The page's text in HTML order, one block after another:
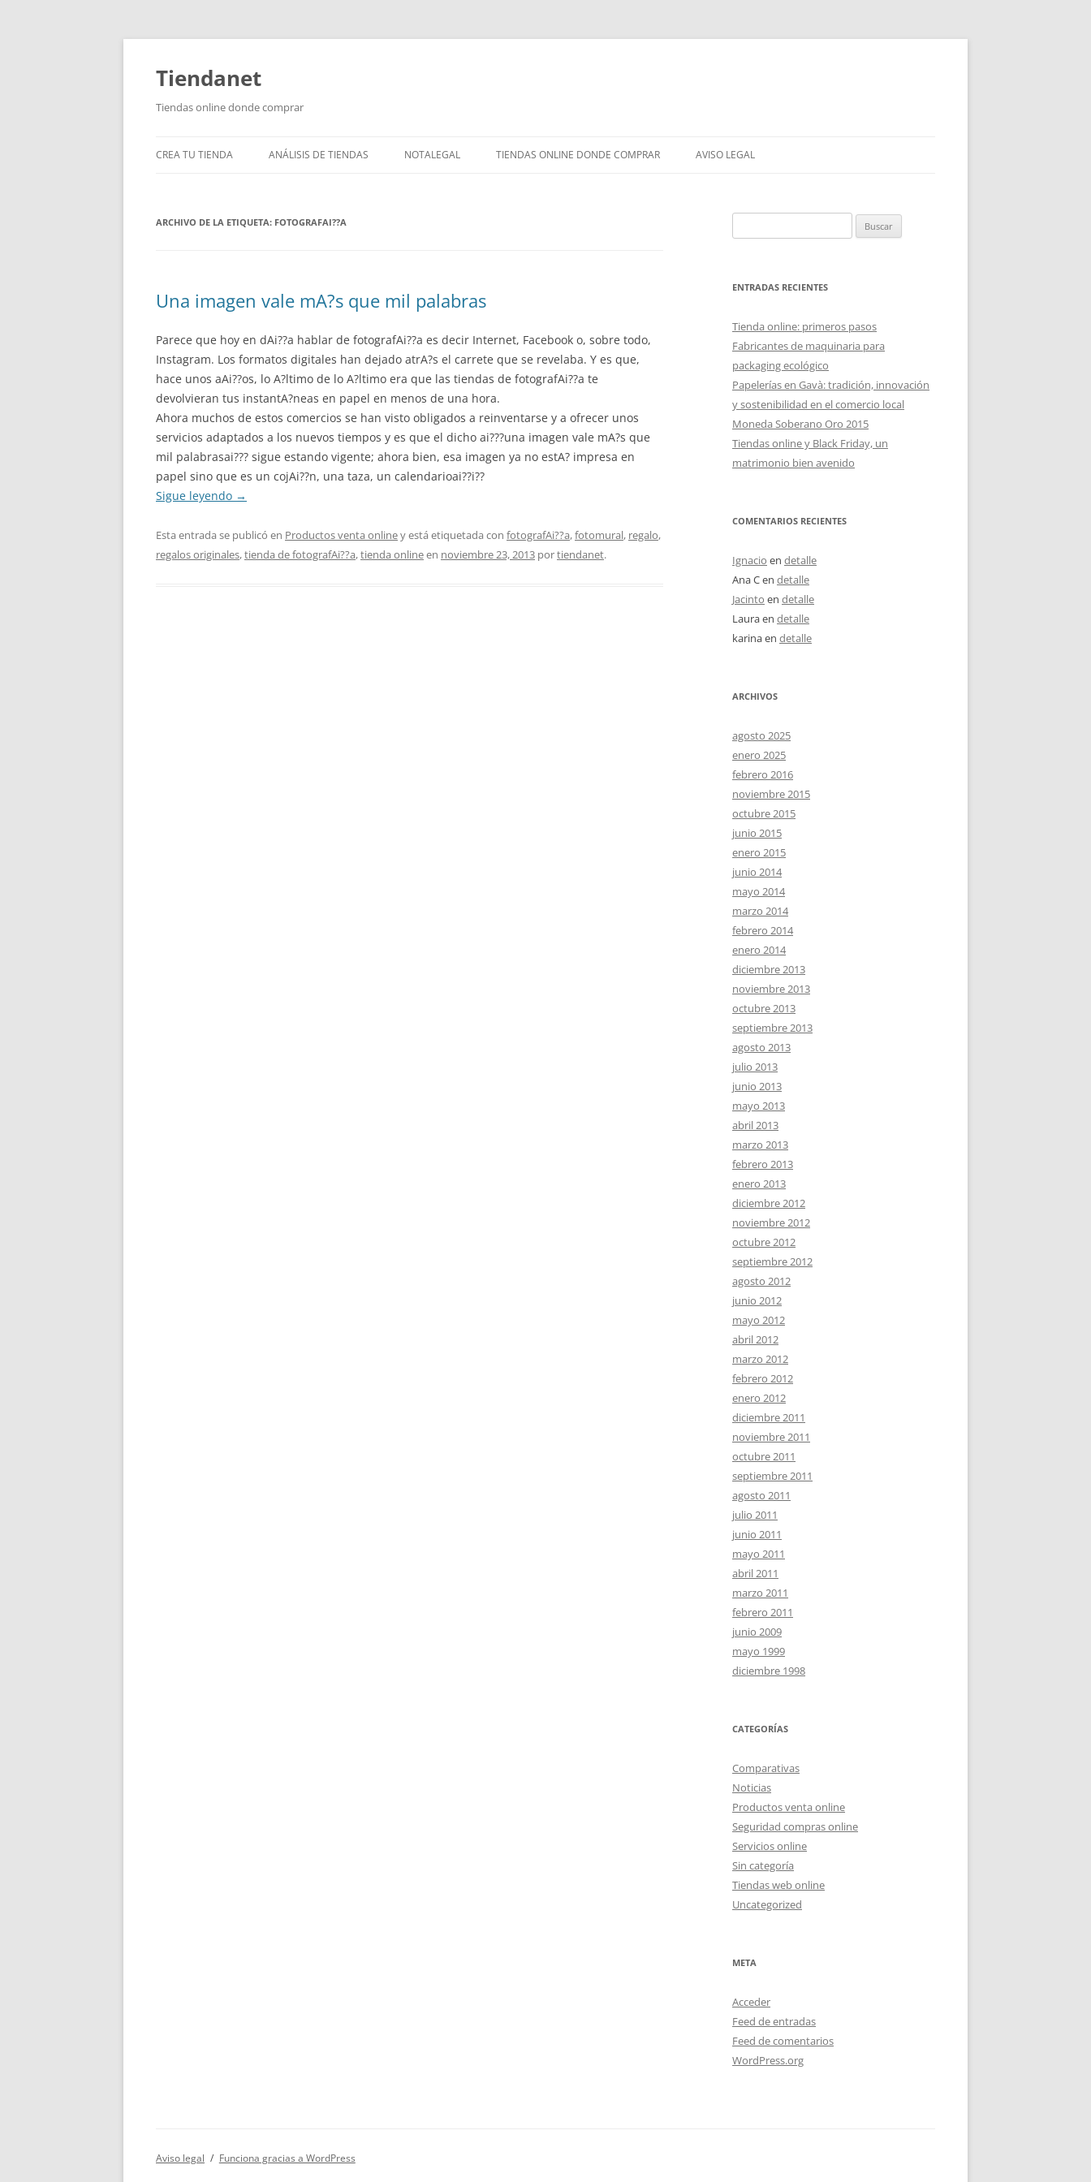
Saltar
contenido
Tiendanet
Tiendas online donde comprar
CREA TU TIENDA ANÁLISIS DE TIENDAS NOTALEGAL TIENDAS ONLINE DONDE COMPRAR AVISO LEGAL
ARCHIVO DE LA ETIQUETA: FOTOGRAFAI??A
Una imagen vale mA?s que mil palabras
Parece que hoy en dAi??a hablar de fotografAi??a es decir Internet, Facebook o, sobre todo,
Instagram. Los formatos digitales han dejado atrA?s el carrete que se revelaba. Y es que,
hace unos aAi??os, lo A?ltimo de lo A?ltimo era que las tiendas de fotografAi??a te
devolvieran tus instantA?neas en papel en menos de una hora.
Ahora muchos de estos comercios se han visto obligados a reinventarse y a ofrecer unos
servicios adaptados a los nuevos tiempos y es que el dicho ai???una imagen vale mA?s que
mil palabrasai??? sigue estando vigente; ahora bien, esa imagen ya no estA? impresa en
papel sino que es un cojAi??n, una taza, un calendarioai??i??
Sigue leyendo →
Esta entrada se publicó en Productos venta onliney está etiquetada con fotografAi??a,fotomural, regalo,
regalos originales,tienda de fotografAi??a,tienda onlineen noviembre 23, 2013 portiendanet.
ENTRADAS RECIENTES
Tienda online: primeros pasos
Fabricantes de maquinaria para
packaging ecológico
Papelerías en Gavà: tradición, innovación
y sostenibilidad en el comercio local
Moneda Soberano Oro 2015
Tiendas online y Black Friday, un
matrimonio bien avenido
COMENTARIOS RECIENTES
Ignacio en detalle
Ana Cen detalle
Jacinto en detalle
Lauraen detalle
karinaen detalle
ARCHIVOS
agosto 2025
enero 2025
febrero 2016
noviembre 2015
octubre 2015
junio 2015
enero 2015
junio 2014
mayo 2014
marzo 2014
febrero 2014
enero 2014
diciembre 2013
noviembre 2013
octubre 2013
septiembre 2013
agosto 2013
julio 2013
junio 2013
mayo 2013
abril 2013
marzo 2013
febrero 2013
enero 2013
diciembre 2012
noviembre 2012
octubre 2012
septiembre 2012
agosto 2012
junio 2012
mayo 2012
abril 2012
marzo 2012
febrero 2012
enero 2012
diciembre 2011
noviembre 2011
octubre 2011
septiembre 2011
agosto 2011
julio 2011
junio 2011
mayo 2011
abril 2011
marzo 2011
febrero 2011
junio 2009
mayo 1999
diciembre 1998
CATEGORÍAS
Comparativas
Noticias
Productos venta online
Seguridad compras online
Servicios online
Sin categoría
Tiendas web online
Uncategorized
META
Acceder
Feed de entradas
Feed de comentarios
WordPress.org
Aviso legal Funciona gracias a WordPress